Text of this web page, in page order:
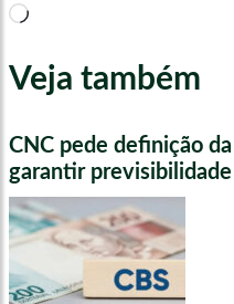
Carregando...
Veja também
CNC pede definição
garantir previsibilidade